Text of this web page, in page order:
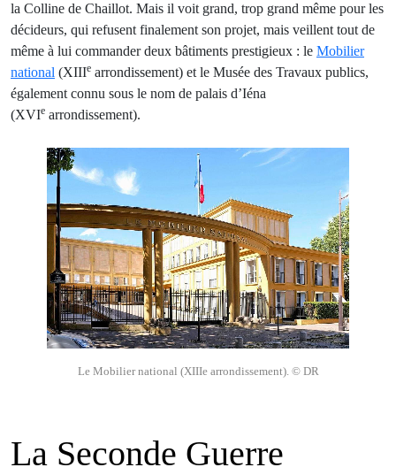
la Colline de Chaillot. Mais il voit grand, trop grand même pour les
décideurs, qui refusent finalement son projet, mais veillent tout de
même à lui commander deux bâtiments prestigieux : le Mobilier
national (XIIIe arrondissement) et le Musée des Travaux publics,
également connu sous le nom de palais d’Iéna
(XVIe arrondissement).
Le Mobilier national (XIIIe arrondissement). © DR
La Seconde Guerre